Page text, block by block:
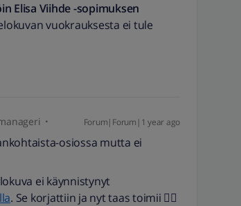
Elisa Viihde -sopimuksen
vuokrauksesta ei tule
Forum|Forum|1 year ago
osiossa mutta ei
ei käynnistynyt
. Se korjattiin ja nyt taas toimii 👍🏻